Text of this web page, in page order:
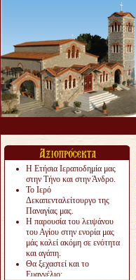
Η Ετήσια Ιεραποδημία μας
στην Τήνο και στην Άνδρο.
Το Ιερό
Δεκαπενταλείτουργο της
Παναγίας μας.
Η παρουσία του λειψάνου
του Αγίου στην ενορία μας
μάς καλεί ακόμη σε ενότητα
και αγάπη.
Θα ξεχαστεί και το
Ευαγγέλιο;